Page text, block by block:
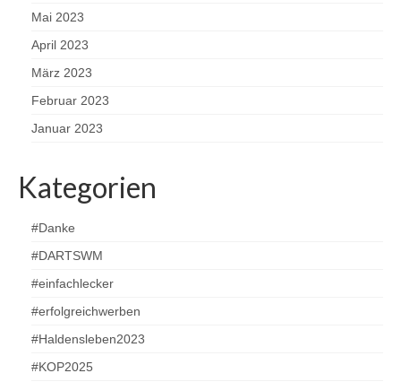
Mai 2023
April 2023
März 2023
Februar 2023
Januar 2023
Kategorien
#Danke
#DARTSWM
#einfachlecker
#erfolgreichwerben
#Haldensleben2023
#KOP2025